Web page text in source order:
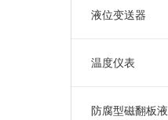
液位变送器
温度仪表
防腐型磁翻板